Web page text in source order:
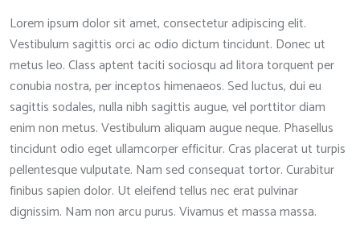
Lorem ipsum dolor sit amet, consectetur adipiscing elit.
Vestibulum sagittis orci ac odio dictum tincidunt. Donec ut
metus leo. Class aptent taciti sociosqu ad litora torquent per
conubia nostra, per inceptos himenaeos. Sed luctus, dui eu
sagittis sodales, nulla nibh sagittis augue, vel porttitor diam
enim non metus. Vestibulum aliquam augue neque. Phasellus
tincidunt odio eget ullamcorper efficitur. Cras placerat ut turpis
pellentesque vulputate. Nam sed consequat tortor. Curabitur
finibus sapien dolor. Ut eleifend tellus nec erat pulvinar
dignissim. Nam non arcu purus. Vivamus et massa massa.